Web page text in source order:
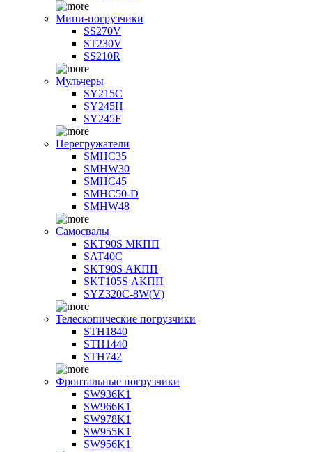
Мини-погрузчики
SS270V
ST230V
SS210R
Мульчеры
SY215C
SY245H
SY245F
Перегружатели
SMHC35
SMHW30
SMHC45
SMHC50-D
SMHW48
Самосвалы
SKT90S МКПП
SAT40C
SKT90S АКПП
SKT105S АКПП
SYZ320C-8W(V)
Телескопические погрузчики
STH1840
STH1440
STH742
Фронтальные погрузчики
SW936K1
SW966K1
SW978K1
SW955K1
SW956K1